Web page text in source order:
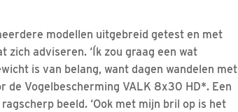
modellen uitgebreid getest en met
adviseren. ‘Ík zou graag een wat
is van belang, want dagen wandelen met
Vogelbescherming VALK 8x30 HD*. Een
beeld. ‘Ook met mijn bril op is het